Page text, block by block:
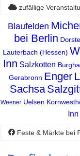
zufällige
Blaufelden
bei Berlin
Lauterbach (Hessen)
Inn Salzkotten
Gerabronn Enger
Sachsa
Weener Uelsen
Inn
Feste & Märkte bei